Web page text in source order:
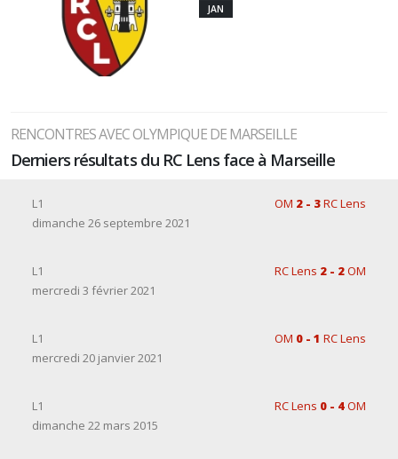
JAN
RENCONTRES AVEC OLYMPIQUE DE MARSEILLE
Derniers résultats du RC Lens face à Marseille
L1 OM 2 - 3RC Lens
dimanche 26 septembre 2021
L1 RC Lens 2 - 2OM
mercredi 3 février 2021
L1 OM 0 - 1 RC Lens
mercredi 20 janvier 2021
L1 RC Lens 0 - 4OM
dimanche 22 mars 2015